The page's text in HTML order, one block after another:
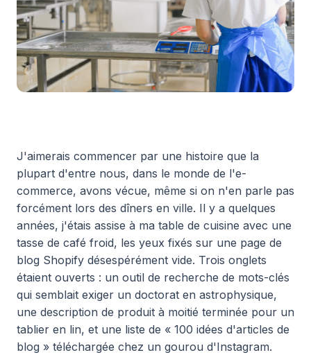
J'aimerais commencer par une histoire que la
plupart d'entre nous, dans le monde de l'e-
commerce, avons vécue, même si on n'en parle pas
forcément lors des dîners en ville. Il y a quelques
années, j'étais assise à ma table de cuisine avec une
tasse de café froid, les yeux fixés sur une page de
blog Shopify désespérément vide. Trois onglets
étaient ouverts : un outil de recherche de mots-clés
qui semblait exiger un doctorat en astrophysique,
une description de produit à moitié terminée pour un
tablier en lin, et une liste de « 100 idées d'articles de
blog » téléchargée chez un gourou d'Instagram.